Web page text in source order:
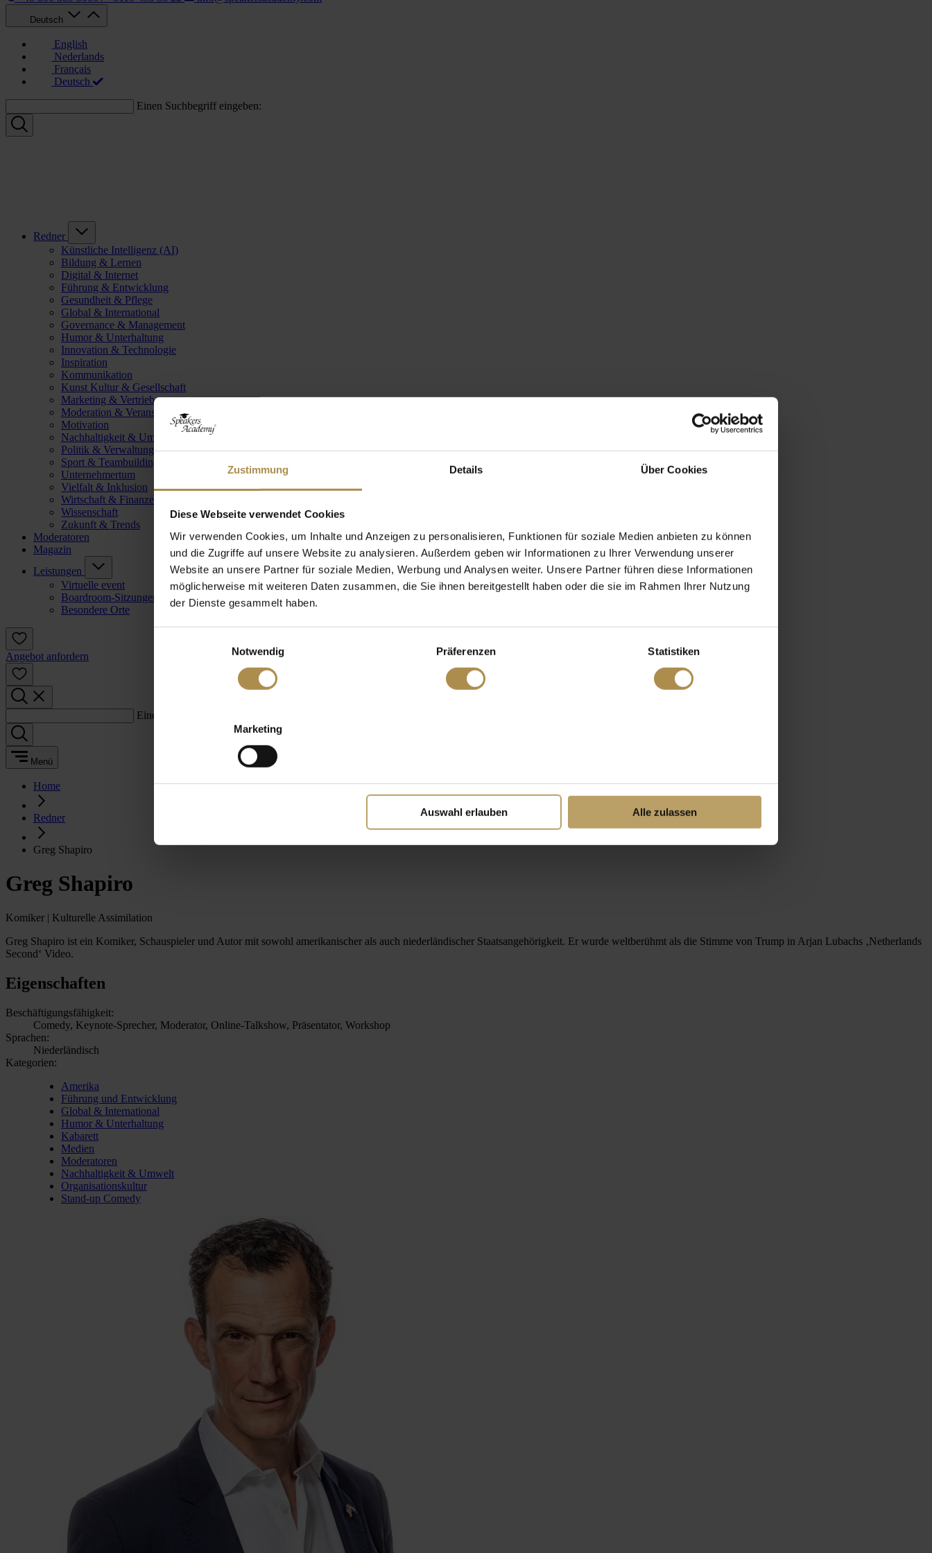
Zustimmung Details Über Cookies
Diese Webseite verwendet Cookies
Wir verwenden Cookies, um Inhalte und Anzeigen zu personalisieren, Funktionen für soziale Medien anbieten zu können
und die Zugriffe auf unsere Website zu analysieren. Außerdem geben wir Informationen zu Ihrer Verwendung unserer
Website an unsere Partner für soziale Medien, Werbung und Analysen weiter. Unsere Partner führen diese Informationen
möglicherweise mit weiteren Daten zusammen, die Sie ihnen bereitgestellt haben oder die sie im Rahmen Ihrer Nutzung
der Dienste gesammelt haben.
Notwendig
Präferenzen Statistiken
Marketing
Auswahl erlauben Alle zulassen
Deutsch
English
Nederlands
Français
Deutsch
Einen Suchbegriff eingeben:
Redner
Künstliche Intelligenz (AI)
Bildung & Lernen
Digital & Internet
Führung & Entwicklung
Gesundheit & Pflege
Global & International
Governance & Management
Humor & Unterhaltung
Innovation & Technologie
Inspiration
Kommunikation
Kunst Kultur & Gesellschaft
Marketing & Vertrieb
Moderation & Veranstaltungsleitung
Motivation
Nachhaltigkeit & Umwelt
Politik & Verwaltung
Sport & Teambuilding
Unternehmertum
Vielfalt & Inklusion
Wirtschaft & Finanzen
Wissenschaft
Zukunft & Trends
Moderatoren
Magazin
Leistungen
Virtuelle event
Boardroom-Sitzungen
Besondere Orte
Angebot anfordern
Einen Suchbegriff eingeben:
Menü
Home
Redner
Greg Shapiro
Greg Shapiro
Komiker | Kulturelle Assimilation
Greg Shapiro ist ein Komiker, Schauspieler und Autor mit sowohl amerikanischer als auch niederländischer Staatsangehörigkeit. Er wurde weltberühmt als die Stimme von Trump in Arjan Lubachs ‚Netherlands
Second‘ Video.
Eigenschaften
Beschäftigungsfähigkeit:
Comedy, Keynote-Sprecher, Moderator, Online-Talkshow, Präsentator, Workshop
Sprachen:
Niederländisch
Kategorien:
Amerika
Führung und Entwicklung
Global & International
Humor & Unterhaltung
Kabarett
Medien
Moderatoren
Nachhaltigkeit & Umwelt
Organisationskultur
Stand-up Comedy